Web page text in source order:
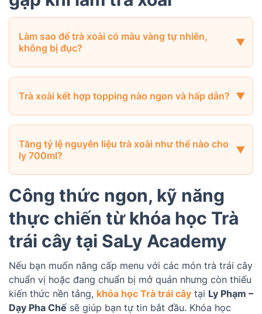
Làm sao để trà xoài có màu vàng tự nhiên,
không bị đục?
Trà xoài kết hợp topping nào ngon và hấp dẫn?
Tăng tỷ lệ nguyên liệu trà xoài như thế nào cho
ly 700ml?
Công thức ngon, kỹ năng
thực chiến từ khóa học Trà
trái cây tại SaLy Academy
Nếu bạn muốn nâng cấp menu với các món trà trái cây
chuẩn vị hoặc đang chuẩn bị mở quán nhưng còn thiếu
kiến thức nền tảng, khóa học Trà trái cây tại Ly Phạm –
Dạy Pha Chế sẽ giúp bạn tự tin bắt đầu. Khóa học